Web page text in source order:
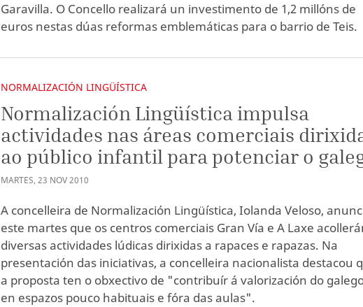
Garavilla. O Concello realizará un investimento de 1,2 millóns de
euros nestas dúas reformas emblemáticas para o barrio de Teis.
NORMALIZACIÓN LINGÜÍSTICA
Normalización Lingüística impulsa
actividades nas áreas comerciais
ao público infantil para potenciar o
MARTES,23 NOV2010
A concelleira de Normalización Lingüística, Iolanda Veloso,
este martes que os centros comerciais Gran Vía e A Laxe
diversas actividades lúdicas dirixidas a rapaces e rapazas. Na
presentación das iniciativas, a concelleira nacionalista destacou
a proposta ten o obxectivo de "contribuír á valorización do
en espazos pouco habituais e fóra das aulas".